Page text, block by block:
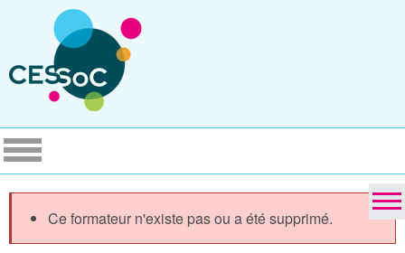
Ce formateur n'existe pas ou a été supprimé.